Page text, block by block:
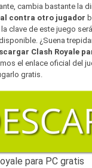
cambia bastante la
contra otro jugador
clave de este juego
¿Suena
Clash Royale
el enlace oficial del
gratis.
para PC gratis